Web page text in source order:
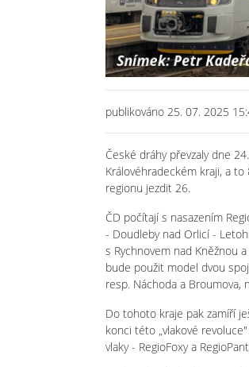
publikováno 25. 07. 2025
České dráhy převzaly dne
Královéhradeckém kraji, a
regionu jezdit 26.
ČD počítají s nasazením
- Doudleby nad Orlicí -
s Rychnovem nad Kněžnou
bude použit model dvou
resp. Náchoda a Broumova,
Do tohoto kraje pak zamíří
konci této „vlakové
vlaky - RegioFoxy a